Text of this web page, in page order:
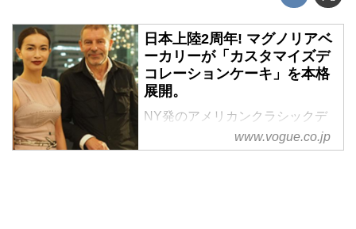
日本上陸2周年! マグノリアベ
ーカリーが「カスタマイズデ
コレーションケーキ」を本格
展開。
NY発のアメリカンクラシックデ
ザート専門店「マグノリアベーカ
リー」が日本上陸2周年を記念し
www.vogue.co.jp